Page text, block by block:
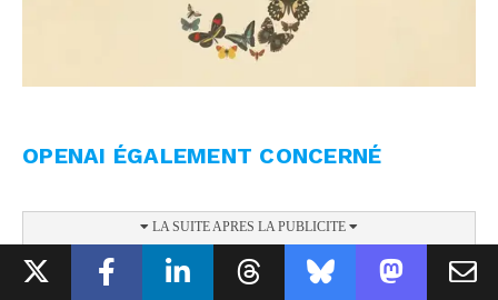
OPENAI ÉGALEMENT CONCERNÉ